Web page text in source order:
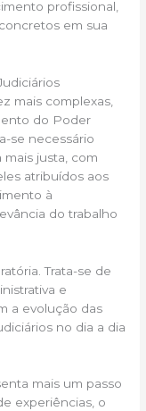
profissional,
em sua
mais complexas,
do Poder
se necessário
justa, com
atribuídos aos
à
do trabalho
Trata-se de
e
a evolução das
no dia a dia
mais um passo
experiências, o